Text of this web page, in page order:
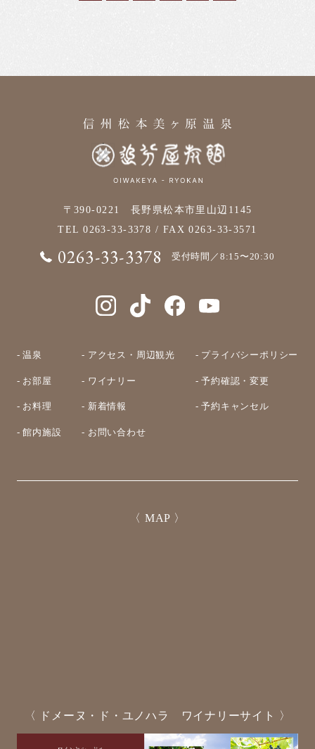
〒390-0221 長野県松本市里山辺1145
TEL0263-33-3378 / FAX 0263-33-3571
0263-33-3378 受付時間／8:15〜20:30
- 温泉
- お部屋
- お料理
- 館内施設
- アクセス・周辺観光
- ワイナリー
- 新着情報
- お問い合わせ
- プライバシーポリシー
- 予約確認・変更
- 予約キャンセル
〈 MAP 〉
〈 ドメーヌ・ド・ユノハラ ワイナリーサイト 〉